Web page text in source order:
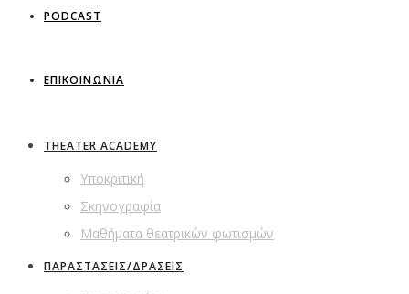
PODCAST
ΕΠΙΚΟΙΝΩΝΙΑ
THEATER ACADEMY
Υποκριτική
Σκηνογραφία
Μαθήματα θεατρικών φωτισμών
ΠΑΡΑΣΤΑΣΕΙΣ/ΔΡΑΣΕΙΣ